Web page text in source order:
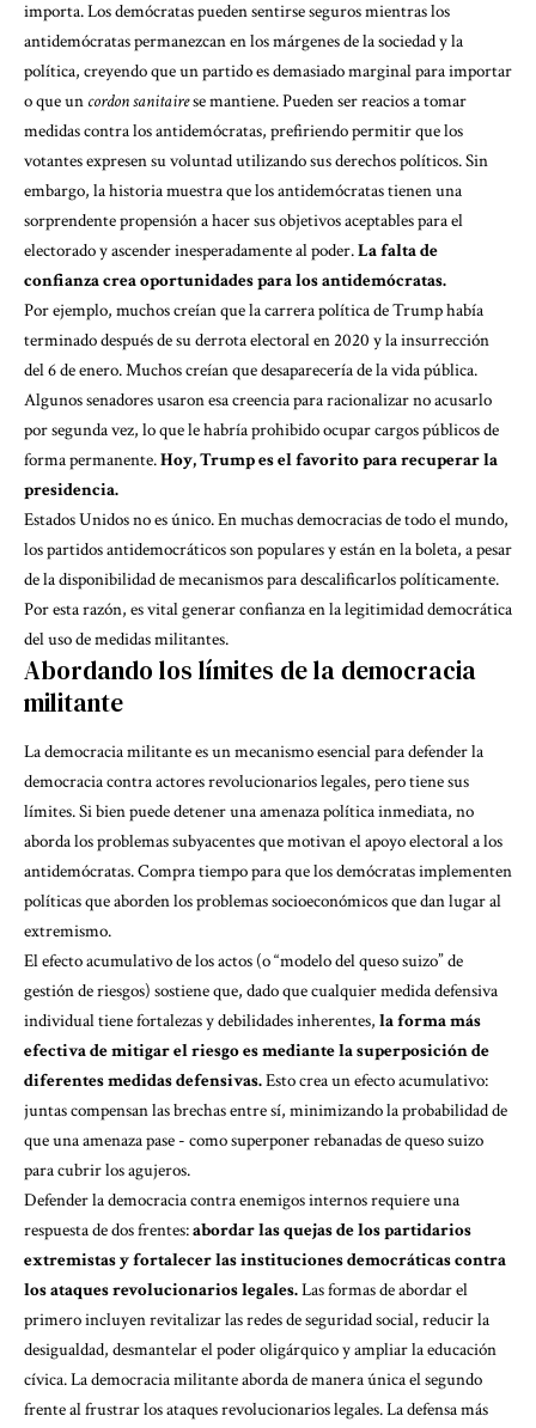
importa. Los demócratas pueden sentirse seguros mientras los
antidemócratas permanezcan en los márgenes de la sociedad y la
política, creyendo que un partido es demasiado marginal para importar
o que un cordon sanitairese mantiene. Pueden ser reacios a tomar
medidas contra los antidemócratas, prefiriendo permitir que los
votantes expresen su voluntad utilizando sus derechos políticos. Sin
embargo, la historia muestra que los antidemócratas tienen una
sorprendente propensión a hacer sus objetivos aceptables para el
electorado y ascender inesperadamente al poder.La falta de
confianza crea oportunidades para los antidemócratas.
Por ejemplo, muchos creían que la carrera política de Trump había
terminado después de su derrota electoral en 2020 y la insurrección
del 6 de enero. Muchos creían que desaparecería de la vida pública.
Algunos senadores usaron esa creencia para racionalizar no acusarlo
por segunda vez, lo que le habría prohibido ocupar cargos públicos de
forma permanente.Hoy, Trump es el favorito para recuperar la
presidencia.
Estados Unidos no es único. En muchas democracias de todo el mundo,
los partidos antidemocráticos son populares y están en la boleta, a pesar
de la disponibilidad de mecanismos para descalificarlos políticamente.
Por esta razón, es vital generar confianza en la legitimidad democrática
del uso de medidas militantes.
Abordando los límites de la democracia
militante
La democracia militante es un mecanismo esencial para defender la
democracia contra actores revolucionarios legales, pero tiene sus
límites. Si bien puede detener una amenaza política inmediata, no
aborda los problemas subyacentes que motivan el apoyo electoral a los
antidemócratas. Compra tiempo para que los demócratas implementen
políticas que aborden los problemas socioeconómicos que dan lugar al
extremismo.
El efecto acumulativo de los actos (o “modelo del queso suizo” de
gestión de riesgos) sostiene que, dado que cualquier medida defensiva
individual tiene fortalezas y debilidades inherentes, la forma más
efectiva de mitigar el riesgo es mediante la superposición de
diferentes medidas defensivas.Esto crea un efecto acumulativo:
juntas compensan las brechas entre sí, minimizando la probabilidad de
que una amenaza pase - como superponer rebanadas de queso suizo
para cubrir los agujeros.
Defender la democracia contra enemigos internos requiere una
respuesta de dos frentes:abordar las quejas de los partidarios
extremistas y fortalecer las instituciones democráticas contra
los ataques revolucionarios legales.Las formas de abordar el
primero incluyen revitalizar las redes de seguridad social, reducir la
desigualdad, desmantelar el poder oligárquico y ampliar la educación
cívica. La democracia militante aborda de manera única el segundo
frente al frustrar los ataques revolucionarios legales. La defensa más